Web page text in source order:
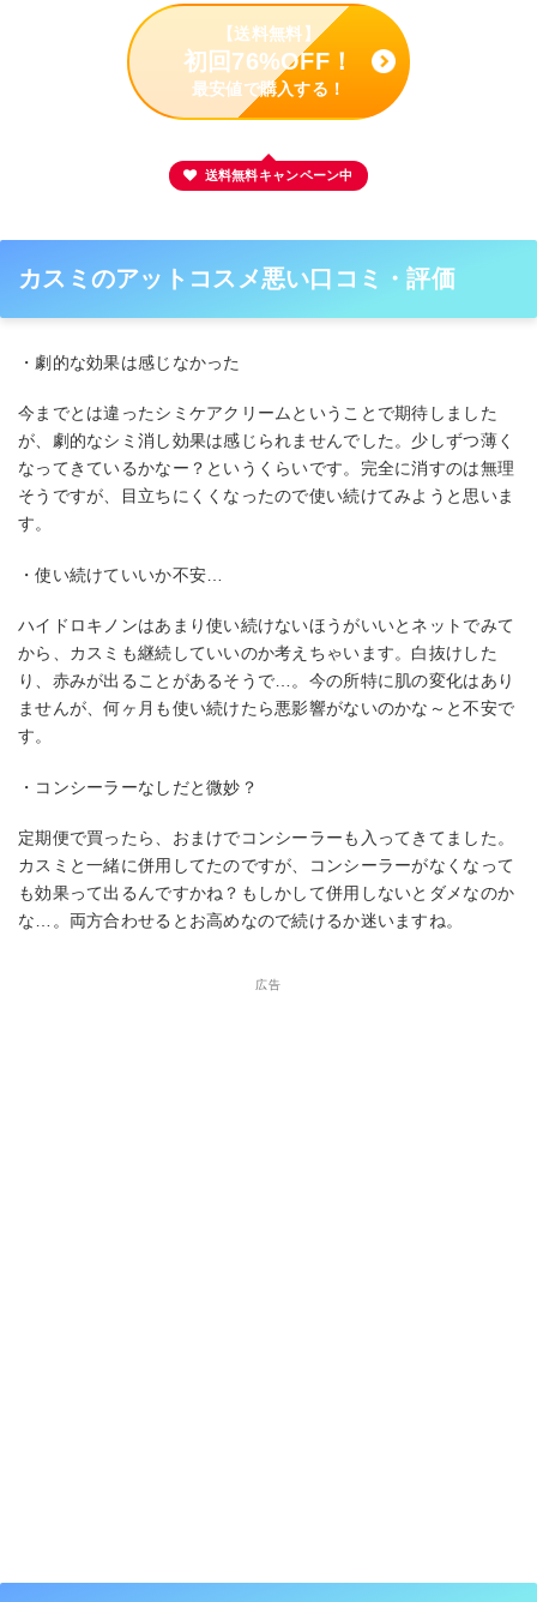
【送料無料】
初回76%OFF！
最安値で購入する！
送料無料キャンペーン中
カスミのアットコスメ悪い口コミ・評価
・劇的な効果は感じなかった
今までとは違ったシミケアクリームということで期待しました
が、劇的なシミ消し効果は感じられませんでした。少しずつ薄く
なってきているかなー？というくらいです。完全に消すのは無理
そうですが、目立ちにくくなったので使い続けてみようと思いま
す。
・使い続けていいか不安…
ハイドロキノンはあまり使い続けないほうがいいとネットでみて
から、カスミも継続していいのか考えちゃいます。白抜けした
り、赤みが出ることがあるそうで…。今の所特に肌の変化はあり
ませんが、何ヶ月も使い続けたら悪影響がないのかな～と不安で
す。
・コンシーラーなしだと微妙？
定期便で買ったら、おまけでコンシーラーも入ってきてました。
カスミと一緒に併用してたのですが、コンシーラーがなくなって
も効果って出るんですかね？もしかして併用しないとダメなのか
な…。両方合わせるとお高めなので続けるか迷いますね。
広告